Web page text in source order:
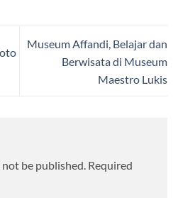
Museum Affandi, Belajar dan
Berwisata di Museum
Maestro Lukis
be published. Required